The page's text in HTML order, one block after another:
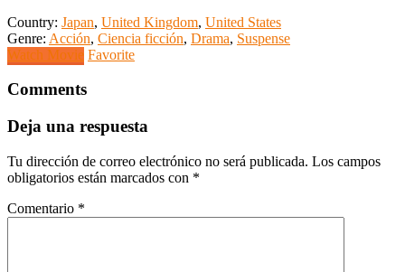
Country: Japan, United Kingdom, United States
Genre: Acción, Ciencia ficción, Drama, Suspense
Watch Movie Favorite
Comments
Deja una respuesta
Tu dirección de correo electrónico no será publicada. Los campos
obligatorios están marcados con *
Comentario *